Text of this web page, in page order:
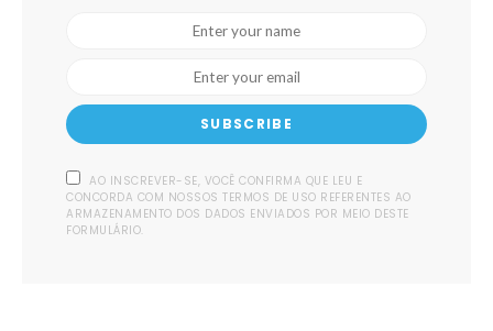
SUBSCRIBE
AO INSCREVER-SE, VOCÊ CONFIRMA QUE LEU E
CONCORDA COM NOSSOS TERMOS DE USO REFERENTES AO
ARMAZENAMENTO DOS DADOS ENVIADOS POR MEIO DESTE
FORMULÁRIO.